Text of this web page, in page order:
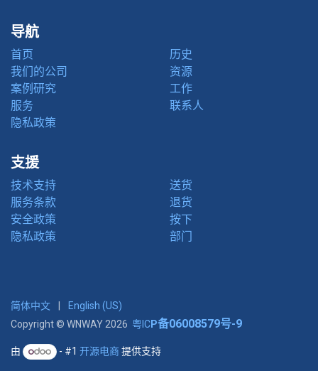
导航
首页
我们的公司
案例研究
服务
‎隐私政策‎
历史
资源
工作
联系人
支援
技术支持
服务条款
安全政策
‎隐私政策‎
送货
退货
按下
部门
Copyright © WNWAY 2026 粤ICP备06008579号-9
简体中文 English (US)
由 - #1开源电商 提供支持